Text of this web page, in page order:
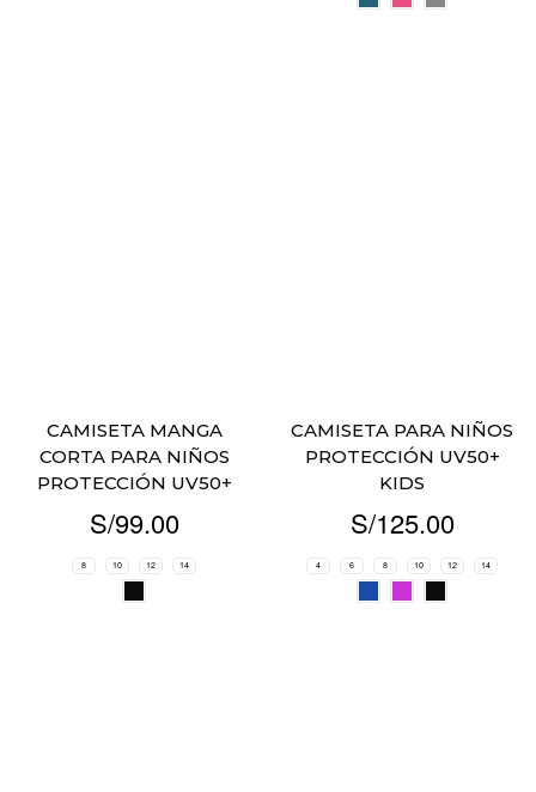
CAMISETA MANGA
CORTA PARA NIÑOS
PROTECCIÓN UV50+
S/99.00
8 10 12 14
CAMISETA PARA NIÑOS
PROTECCIÓN UV50+
KIDS
S/125.00
4 6 8 10 12 14